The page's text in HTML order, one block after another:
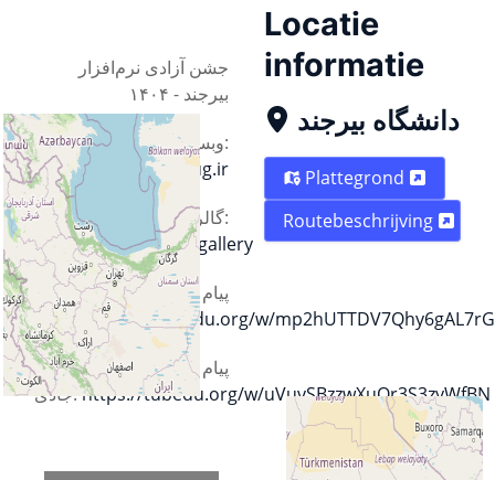
جشن آزادی نرم‌افزار
بیرجند - ۱۴۰۴
وبسایت:
https://sfd.birlug.ir
گالری تصاویر:
https://sfd.birlug.ir/gallery
پیام ویدیویی بهداد
اسفهبد:https://tubedu.org/w/
پیام ویدیویی
جادی:https://tubedu.org/w/uVuvSBzzwXuQr3S3zyWfBN
Locatie
informatie
دانشگاه بیرجند
Plattegrond
Routebeschrijving